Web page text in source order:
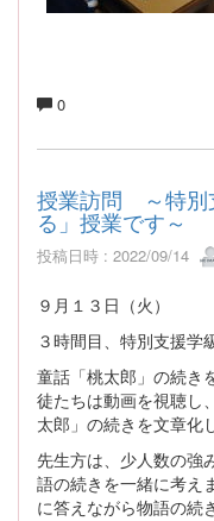
0
授業訪問 ～特別
る」授業です～
投稿日時 : 2022/09/14
９月１３日（火）
３時間目、特別支援学
童話「桃太郎」の続き
徒たちは動画を視聴し
太郎」の続きを文章化
先生方は、少人数の強
語の続きを一緒に考え
に答えながら物語の続